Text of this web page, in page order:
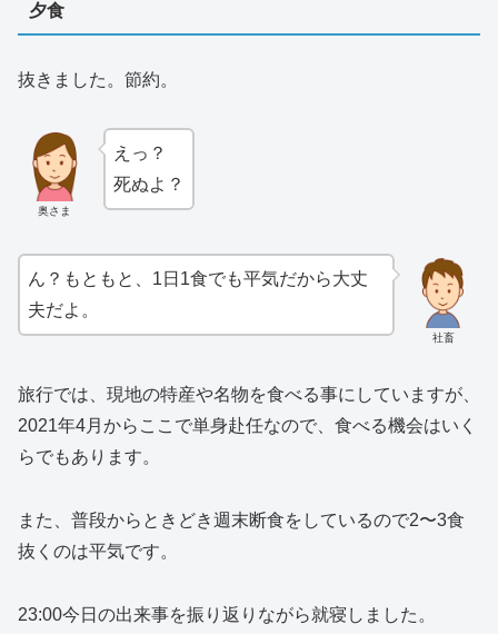
夕食
抜きました。節約。
奥さま
えっ？
死ぬよ？
社畜
ん？もともと、1日1食でも平気だから大丈
夫だよ。
旅行では、現地の特産や名物を食べる事にしていますが、
2021年4月からここで単身赴任なので、食べる機会はいく
らでもあります。
また、普段からときどき週末断食をしているので2〜3食
抜くのは平気です。
23:00今日の出来事を振り返りながら就寝しました。